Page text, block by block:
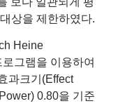
상을 제한하였다.
Heine
그램을 이용하여
과크기(Effect
0.80을 기준